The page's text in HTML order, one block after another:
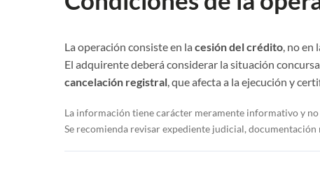
La operación consiste en la cesión del crédito, no en
El adquirente deberá considerar la situación
cancelación registral, que afecta a la ejecución y
La información tiene carácter meramente informativo y
Se recomienda revisar expediente judicial,